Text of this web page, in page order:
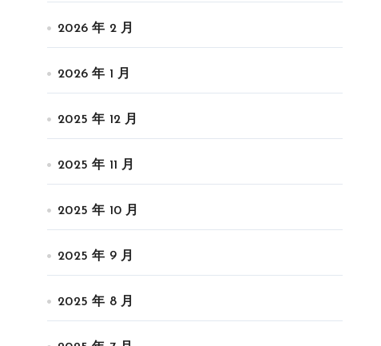
2026 年 2 月
2026 年 1 月
2025 年 12 月
2025 年 11 月
2025 年 10 月
2025 年 9 月
2025 年 8 月